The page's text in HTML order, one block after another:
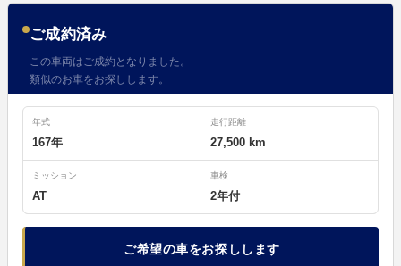
ご成約済み
この車両はご成約となりました。
類似のお車をお探しします。
年式
167年
走行距離
27,500 km
ミッション
AT
車検
2年付
ご希望の車をお探しします